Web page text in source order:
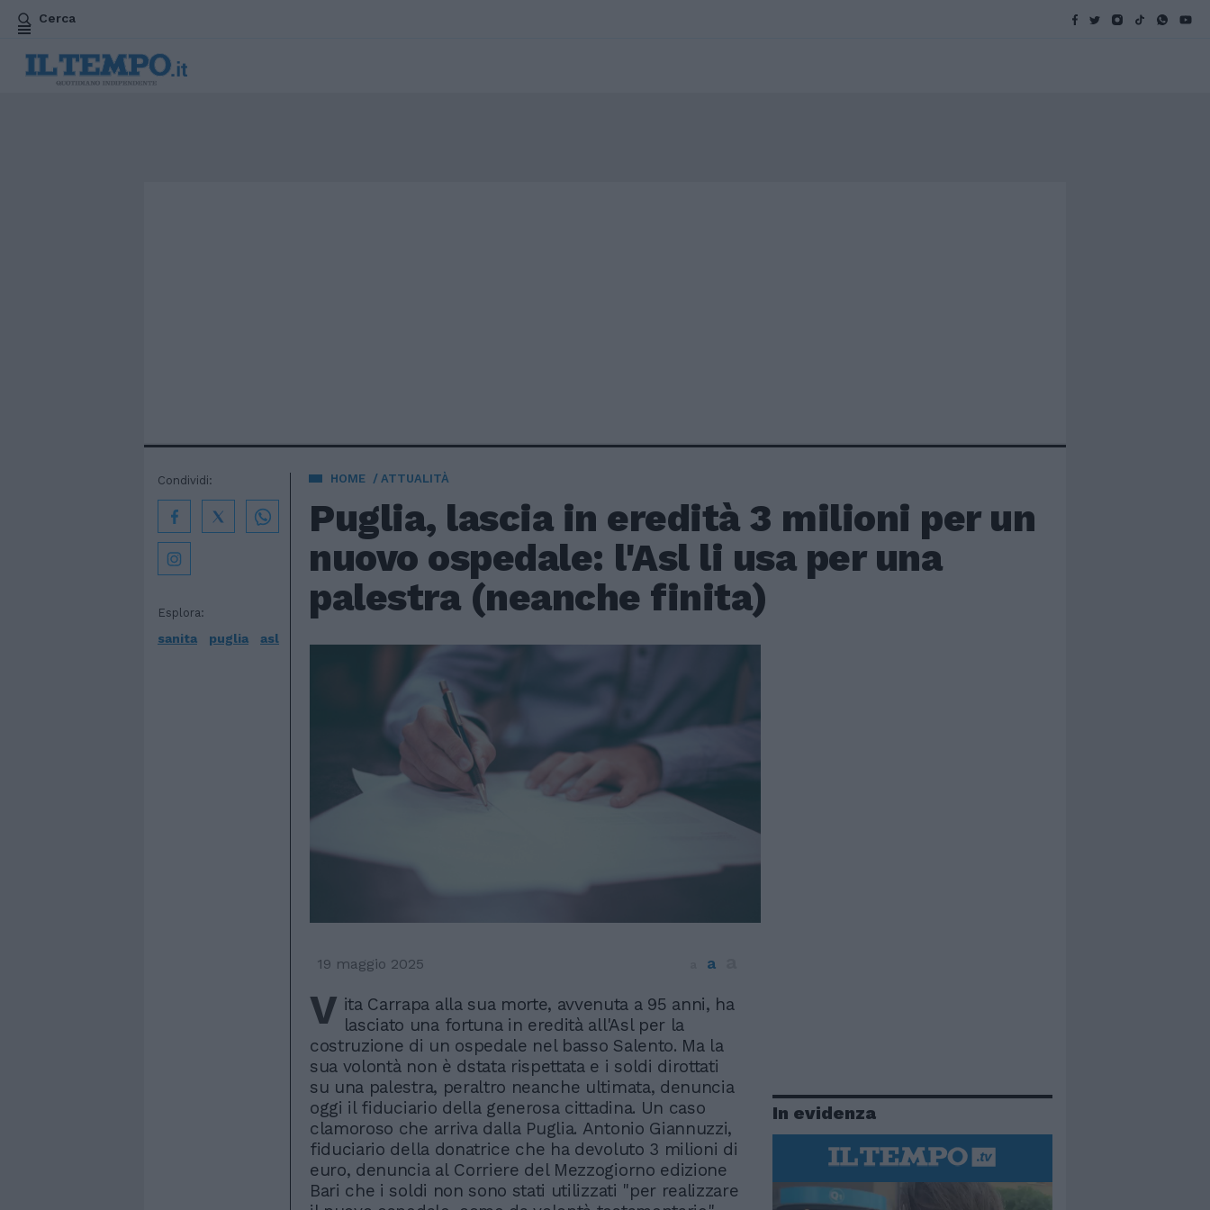
Cerca
HOME ATTUALITÀ
Puglia, lascia in eredità 3 milioni per un
nuovo ospedale: l'Asl li usa per una
palestra (neanche finita)
Esplora:
sanita puglia asl
Condividi:
19 maggio 2025 a
V ita Carrapa alla sua morte, avvenuta a 95 anni, ha
lasciato una fortuna in eredità all'Asl per la
costruzione di un ospedale nel basso Salento. Ma la
sua volontà non è dstata rispettata e i soldi dirottati
su una palestra, peraltro neanche ultimata, denuncia
oggi il fiduciario della generosa cittadina. Un caso
clamoroso che arriva dalla Puglia. Antonio Giannuzzi,
fiduciario della donatrice che ha devoluto 3 milioni di
euro, denuncia al Corriere del Mezzogiorno edizione
Bari che i soldi non sono stati utilizzati "per realizzare
In evidenza